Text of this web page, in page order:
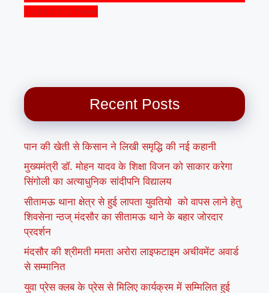
Subscribe Now
Recent Posts
पान की खेती से किसान ने लिखी समृद्धि की नई कहानी
मुख्यमंत्री डॉ. मोहन यादव के शिक्षा विजन को साकार करेगा
सिंगोली का अत्याधुनिक सांदीपनि विद्यालय
सीतामऊ थाना क्षेत्र से हुई लापता युवतियो को वापस लाने हेतु
शिवसेना न्ठज् मंदसौर का सीतामऊ थाने के बहार जोरदार
प्रदर्शन
मंदसौर की श्रीमती ममता अरोरा लाइफटाइम अचीवमेंट अवार्ड
से सम्मानित
युवा प्रेस क्लब के प्रेस से मिलिए कार्यक्रम में सम्मिलित हुई